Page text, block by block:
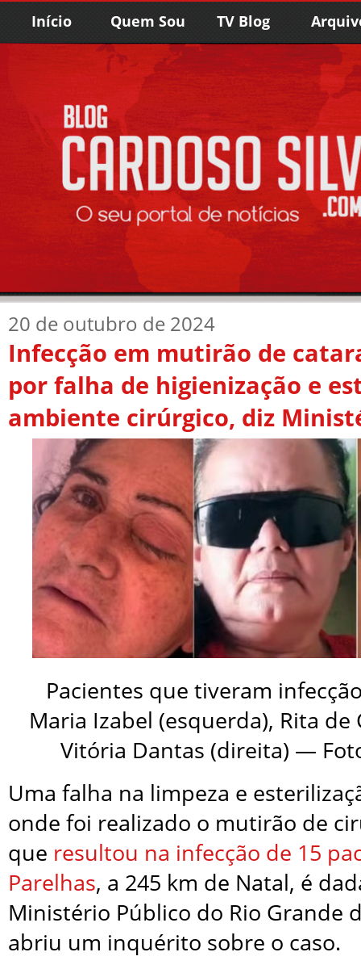
Início Quem Sou TV Blog
20 de outubro de 2024
Infecção em mutirão de
por falha de higienização e
ambiente cirúrgico, diz
Pacientes que tiveram
Maria Izabel (esquerda), Rita de
Vitória Dantas (direita) —
Uma falha na limpeza e
onde foi realizado o mutirão de
que resultou na infecção de 15
Parelhas, a 245 km de Natal, é
Ministério Público do Rio Grande
abriu um inquérito sobre o caso.